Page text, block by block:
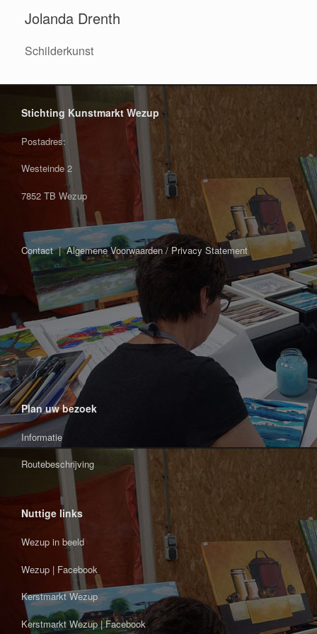
Jolanda Drenth
Schilderkunst
Stichting Kunstmarkt Wezup
Postadres:
Westeinde 2
7852 TB Wezup
Contact|Algemene Voorwaarden / Privacy Statement
Plan uw bezoek
Informatie
Routebeschrijving
Nuttige links
Wezup in beeld
Wezup | Facebook
Kerstmarkt Wezup
Kerstmarkt Wezup | Facebook